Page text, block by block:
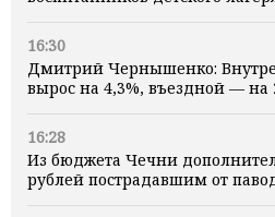
16:30
Дмитрий Чернышенко:
вырос на 4,3%, въездной — на
16:28
Из бюджета Чечни
рублей пострадавшим от